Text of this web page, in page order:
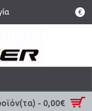
€
- 0,00€